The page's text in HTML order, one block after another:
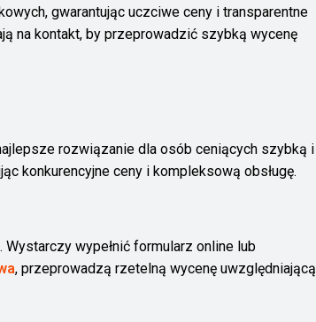
gwarantując uczciwe ceny i transparentne
na kontakt, by przeprowadzić szybką wycenę
rozwiązanie dla osób ceniących szybką i
konkurencyjne ceny i kompleksową obsługę.
wypełnić formularz online lub
, przeprowadzą rzetelną wycenę uwzględniającą